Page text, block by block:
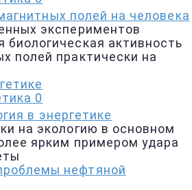
полей на человека
экспериментов
биологическая активность
полей практически на
0
в энергетике
на экологию в основном
ярким примером удара